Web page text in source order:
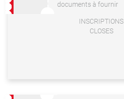
documents à fournir
INSCRIPTIONS
CLOSES